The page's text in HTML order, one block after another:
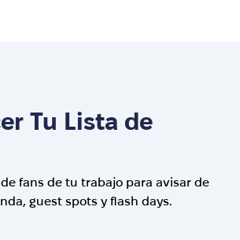
Tu Lista de
fans de tu trabajo para avisar de
guest spots y flash days.